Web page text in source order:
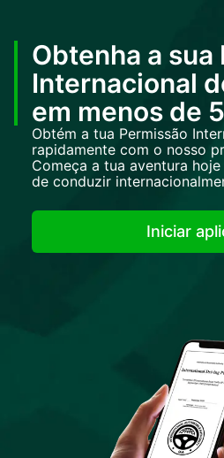
Obtenha a sua
Internacional
em menos de
Obtém a tua Permissão
rapidamente com o nosso
Começa a tua aventura
de conduzir
Iniciar